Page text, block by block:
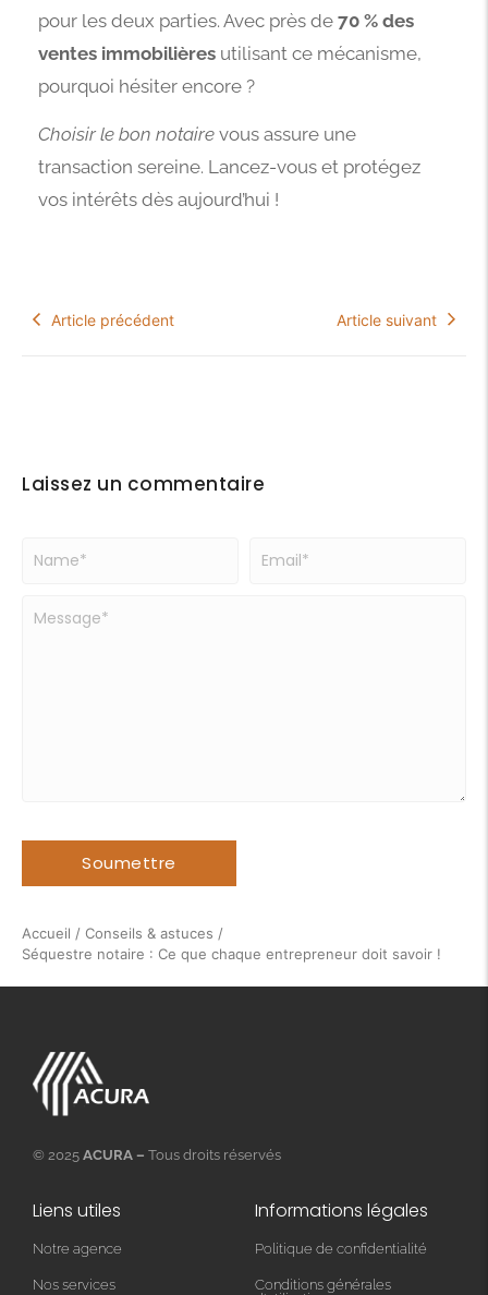
pour les deux parties. Avec près de 70 % des
ventes immobilières utilisant ce mécanisme,
pourquoi hésiter encore ?
Choisir le bon notaire vous assure une
transaction sereine. Lancez-vous et protégez
vos intérêts dès aujourd’hui !
Article précédent Article suivant
Laissez un commentaire
Accueil / Conseils & astuces /
Séquestre notaire : Ce que chaque entrepreneur doit savoir !
© 2025 ACURA – Tous droits réservés
Liens utiles
Notre agence
Nos services
Informations légales
Politique de confidentialité
Conditions générales